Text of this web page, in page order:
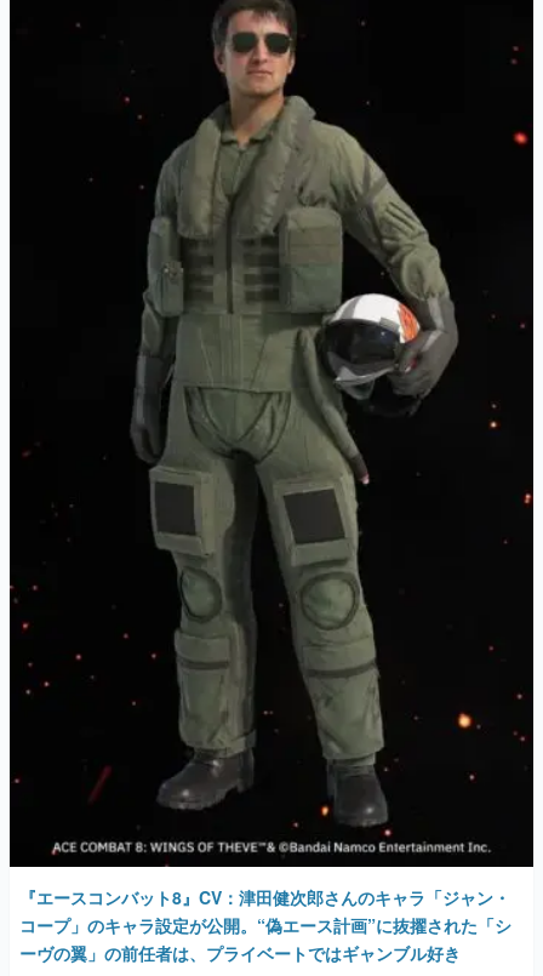
『エースコンバット8』CV：津田健次郎さんのキャラ「ジャン・
コープ」のキャラ設定が公開。“偽エース計画”に抜擢された「シ
ーヴの翼」の前任者は、プライベートではギャンブル好き